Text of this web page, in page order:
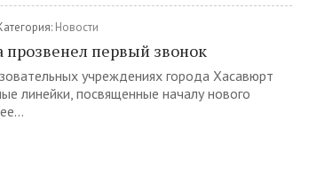
Новости
прозвенел первый звонок
учреждениях города Хасавюрт
линейки, посвященные началу нового